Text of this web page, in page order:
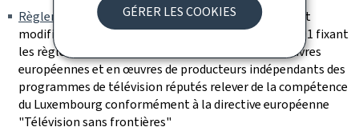
GÉRER LES COOKIES
Règlement grand-ducal du 17 décembre 2010 portant
modification du règlement grand-ducal du 5 avril 2001 fixant
les règles applicables en matière de contenu en œuvres
européennes et en œuvres de producteurs indépendants des
programmes de télévision réputés relever de la compétence
du Luxembourg conformément à la directive européenne
"Télévision sans frontières"